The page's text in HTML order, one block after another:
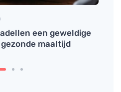
een geweldige
maaltijd